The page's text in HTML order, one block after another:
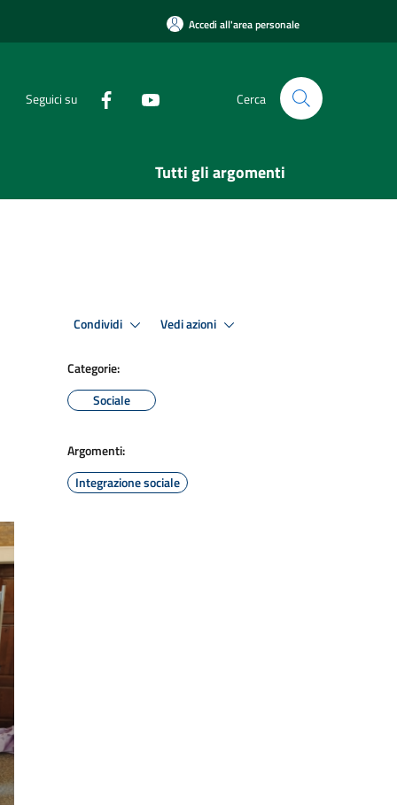
Accedi all'area personale
Seguici su Cerca
Tutti gli argomenti
Condividi Vedi azioni
Categorie:
Sociale
Argomenti:
Integrazione sociale